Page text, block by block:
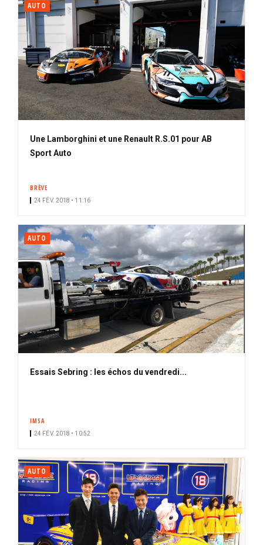
AUTO
Une Lamborghini et une Renault R.S.01 pour AB
Sport Auto
BRÈVE
24 FÉV. 2018 • 11:16
AUTO
Essais Sebring : les échos du vendredi...
IMSA
24 FÉV. 2018 • 10:52
AUTO